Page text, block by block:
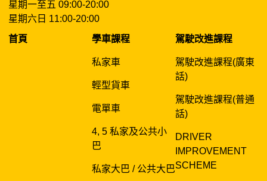
星期一至五 09:00-20:00
星期六日 11:00-20:00
首頁
學車課程
私家車
輕型貨車
電單車
4, 5 私家及公共小
巴
私家大巴 / 公共大巴
駕駛改進課程
駕駛改進課程(廣東
話)
駕駛改進課程(普通
話)
DRIVER
IMPROVEMENT
SCHEME